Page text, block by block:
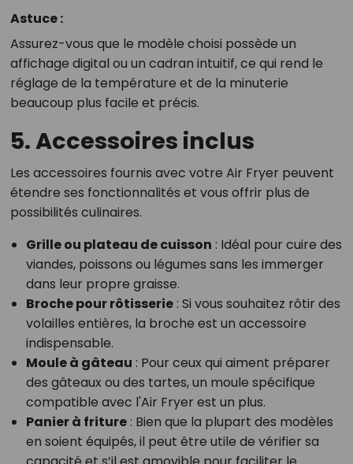
Astuce :
Assurez-vous que le modèle choisi possède un
affichage digital ou un cadran intuitif, ce qui rend le
réglage de la température et de la minuterie
beaucoup plus facile et précis.
5. Accessoires inclus
Les accessoires fournis avec votre Air Fryer peuvent
étendre ses fonctionnalités et vous offrir plus de
possibilités culinaires.
Grille ou plateau de cuisson : Idéal pour cuire des
viandes, poissons ou légumes sans les immerger
dans leur propre graisse.
Broche pour rôtisserie: Si vous souhaitez rôtir des
volailles entières, la broche est un accessoire
indispensable.
Moule à gâteau : Pour ceux qui aiment préparer
des gâteaux ou des tartes, un moule spécifique
compatible avec l'Air Fryer est un plus.
Panier à friture: Bien que la plupart des modèles
en soient équipés, il peut être utile de vérifier sa